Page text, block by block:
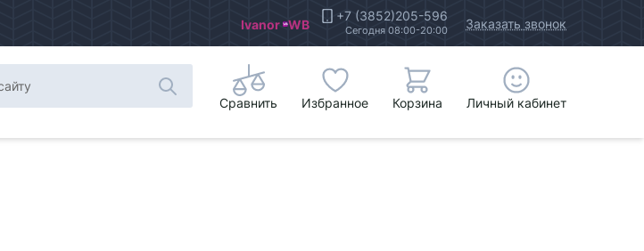
Ivanor WB +7 (3852)205-596
Сегодня 08:00-20:00 Заказать звонок
Сравнить Избранное Корзина Личный кабинет